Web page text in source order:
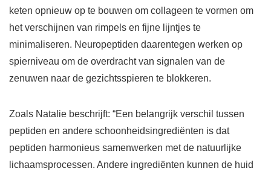
keten opnieuw op te bouwen om collageen te vormen om
het verschijnen van rimpels en fijne lijntjes te
minimaliseren. Neuropeptiden daarentegen werken op
spierniveau om de overdracht van signalen van de
zenuwen naar de gezichtsspieren te blokkeren.
Zoals Natalie beschrijft: “Een belangrijk verschil tussen
peptiden en andere schoonheidsingrediënten is dat
peptiden harmonieus samenwerken met de natuurlijke
lichaamsprocessen. Andere ingrediënten kunnen de huid